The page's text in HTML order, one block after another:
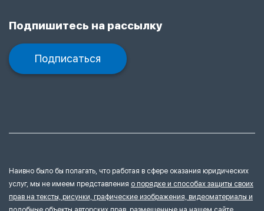
Подпишитесь на рассылку
Подписаться
Наивно было бы полагать, что работая в сфере оказания юридических
услуг, мы не имеем представления о порядке и способах защиты своих
прав на тексты, рисунки, графические изображения, видеоматериалы и